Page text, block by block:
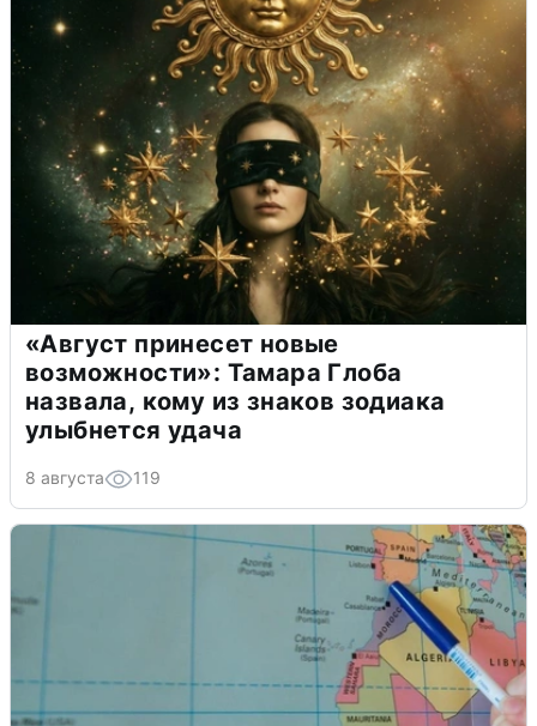
«Август принесет новые
возможности»: Тамара Глоба
назвала, кому из знаков зодиака
улыбнется удача
8 августа 119